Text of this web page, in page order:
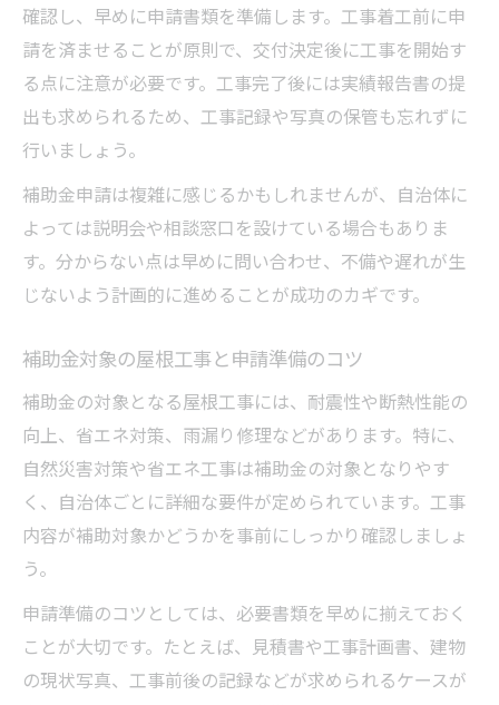
確認し、早めに申請書類を準備します。工事着工前に申
請を済ませることが原則で、交付決定後に工事を開始す
る点に注意が必要です。工事完了後には実績報告書の提
出も求められるため、工事記録や写真の保管も忘れずに
行いましょう。
補助金申請は複雑に感じるかもしれませんが、自治体に
よっては説明会や相談窓口を設けている場合もありま
す。分からない点は早めに問い合わせ、不備や遅れが生
じないよう計画的に進めることが成功のカギです。
補助金対象の屋根工事と申請準備のコツ
補助金の対象となる屋根工事には、耐震性や断熱性能の
向上、省エネ対策、雨漏り修理などがあります。特に、
自然災害対策や省エネ工事は補助金の対象となりやす
く、自治体ごとに詳細な要件が定められています。工事
内容が補助対象かどうかを事前にしっかり確認しましょ
う。
申請準備のコツとしては、必要書類を早めに揃えておく
ことが大切です。たとえば、見積書や工事計画書、建物
の現状写真、工事前後の記録などが求められるケースが